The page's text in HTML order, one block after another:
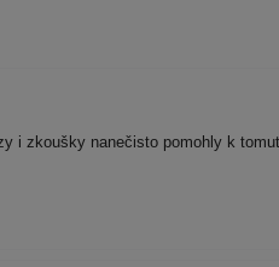
i zkoušky nanečisto pomohly k